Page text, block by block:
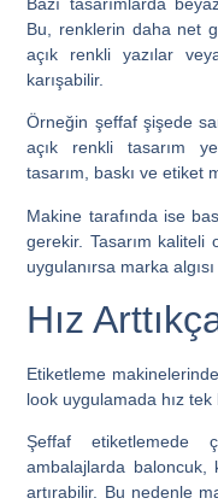
Bu, renklerin daha net
açık renkli yazılar
karışabilir.
Örneğin şeffaf şişede
açık renkli tasarım
tasarım, baskı ve etiket
Makine tarafında ise
gerekir. Tasarım
uygulanırsa marka
Hız
Etiketleme
look uygulamada hız tek
Şeffaf etiketlemede
ambalajlarda baloncuk,
artırabilir. Bu nedenle